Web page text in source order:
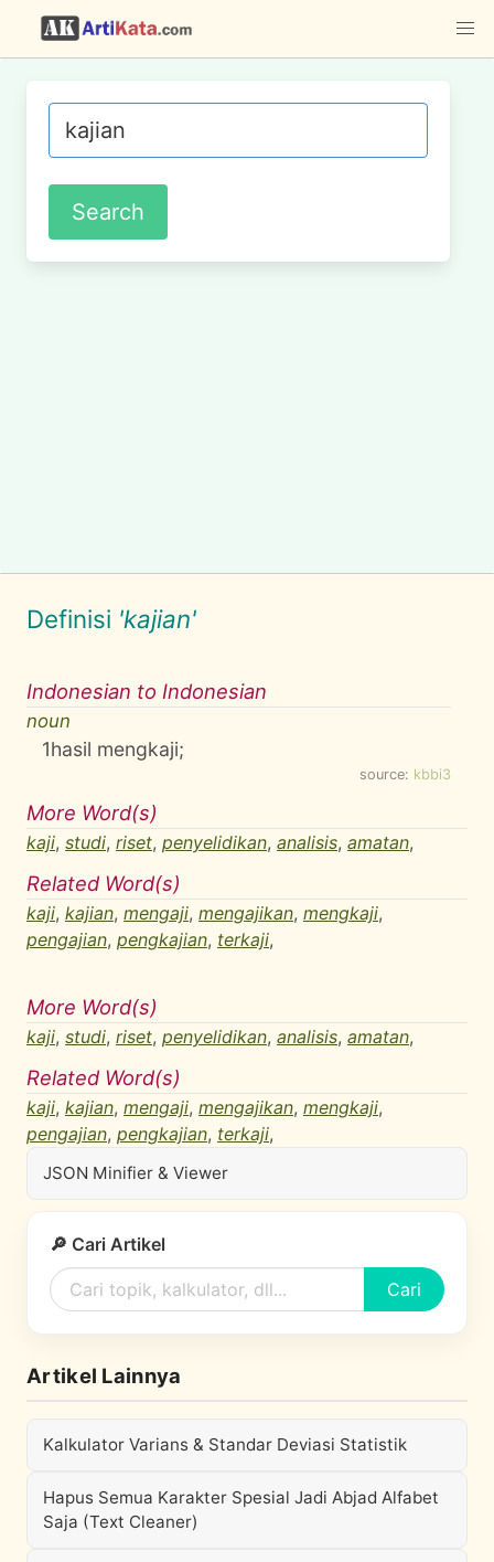
Definisi 'kajian'
Indonesian to Indonesian
noun
1hasil mengkaji;
source: kbbi3
More Word(s)
kaji, studi, riset, penyelidikan, analisis, amatan,
Related Word(s)
kaji, kajian, mengaji, mengajikan, mengkaji,
pengajian, pengkajian, terkaji,
More Word(s)
kaji, studi, riset, penyelidikan, analisis, amatan,
Related Word(s)
kaji, kajian, mengaji, mengajikan, mengkaji,
pengajian, pengkajian, terkaji,
JSON Minifier & Viewer
🔎 Cari Artikel
Cari
Artikel Lainnya
Kalkulator Varians & Standar Deviasi Statistik
Hapus Semua Karakter Spesial Jadi Abjad Alfabet
Saja (Text Cleaner)